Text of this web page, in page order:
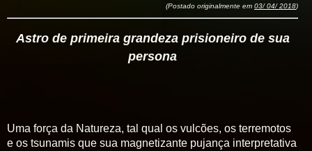
(Postado originalmente em 03/ 04/ 2018)
Astro de primeira grandeza prisioneiro de sua
persona
Uma força da Natureza, tal qual os vulcões, os terremotos
e os tsunamis que sua magnetizante pujança interpretativa